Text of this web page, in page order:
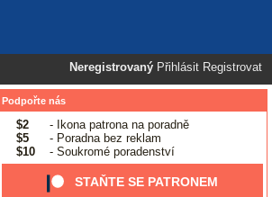
Neregistrovaný Přihlásit Registrovat
Podpořte nás
$2
- Ikona patrona na poradně
$5
- Poradna bez reklam
$10
- Soukromé poradenství
STAŇTE SE PATRONEM